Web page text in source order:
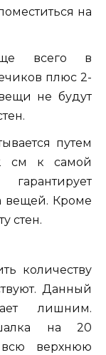
на
всего в
плюс 2-
не будут
путем
см к самой
вещей. Кроме
стен.
количеству
Данный
лишним.
на 20
всю верхнюю